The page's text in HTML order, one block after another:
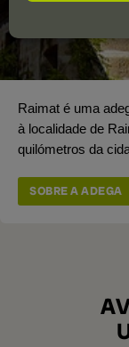
Raimat é uma
à localidade de
quilómetros da
SOBRE A ADEGA